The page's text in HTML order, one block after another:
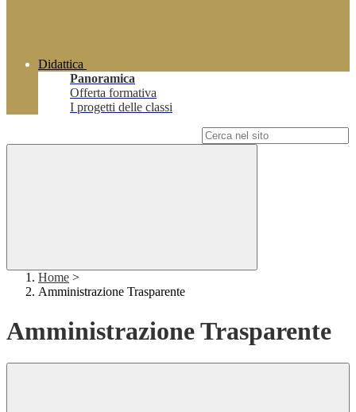
Didattica
Panoramica
Offerta formativa
I progetti delle classi
Home >
Amministrazione Trasparente
Amministrazione Trasparente